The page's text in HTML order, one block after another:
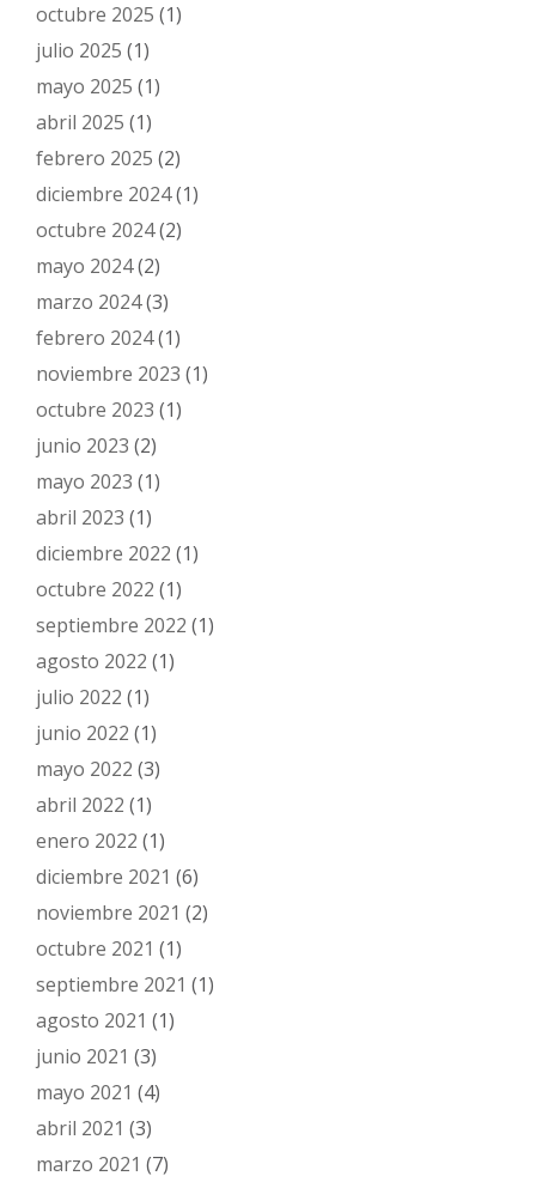
octubre 2025 (1)
julio 2025 (1)
mayo 2025 (1)
abril 2025 (1)
febrero 2025 (2)
diciembre 2024(1)
octubre 2024(2)
mayo 2024(2)
marzo 2024(3)
febrero 2024(1)
noviembre 2023 (1)
octubre 2023 (1)
junio 2023 (2)
mayo 2023 (1)
abril 2023 (1)
diciembre 2022 (1)
octubre 2022 (1)
septiembre 2022 (1)
agosto 2022 (1)
julio 2022 (1)
junio 2022 (1)
mayo 2022 (3)
abril 2022 (1)
enero 2022 (1)
diciembre 2021 (6)
noviembre 2021 (2)
octubre 2021 (1)
septiembre 2021 (1)
agosto 2021 (1)
junio 2021 (3)
mayo 2021 (4)
abril 2021 (3)
marzo 2021 (7)